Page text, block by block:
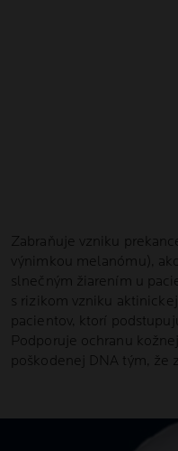
Zabraňuje vzniku
výnimkou melanómu),
slnečným žiarením u
s rizikom vzniku
pacientov, ktorí
Podporuje ochranu
poškodenej DNA tým, že